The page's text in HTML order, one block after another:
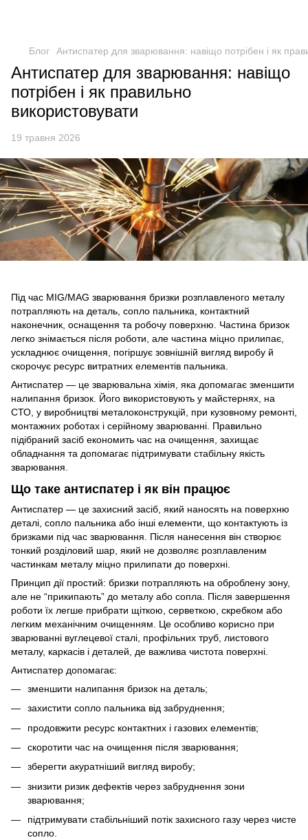
Блог Антиспатер для зварювання: навіщо потрібен і як
Антиспатер для зварювання: навіщо
потрібен і як правильно
використовувати
19 травня 2026
Під час MIG/MAG зварювання бризки розплавленого металу
потрапляють на деталь, сопло пальника, контактний
наконечник, оснащення та робочу поверхню. Частина бризок
легко знімається після роботи, але частина міцно прилипає,
ускладнює очищення, погіршує зовнішній вигляд виробу й
скорочує ресурс витратних елементів пальника.
Антиспатер — це зварювальна хімія, яка допомагає зменшити
налипання бризок. Його використовують у майстернях, на
СТО, у виробництві металоконструкцій, при кузовному ремонті,
монтажних роботах і серійному зварюванні. Правильно
підібраний засіб економить час на очищення, захищає
обладнання та допомагає підтримувати стабільну якість
зварювання.
Що таке антиспатер і як він працює
Антиспатер — це захисний засіб, який наносять на поверхню
деталі, сопло пальника або інші елементи, що контактують із
бризками під час зварювання. Після нанесення він створює
тонкий розділовий шар, який не дозволяє розплавленим
частинкам металу міцно прилипати до поверхні.
Принцип дії простий: бризки потрапляють на оброблену зону,
але не “прикипають” до металу або сопла. Після завершення
роботи їх легше прибрати щіткою, серветкою, скребком або
легким механічним очищенням. Це особливо корисно при
зварюванні вуглецевої сталі, профільних труб, листового
металу, каркасів і деталей, де важлива чистота поверхні.
Антиспатер допомагає:
зменшити налипання бризок на деталь;
захистити сопло пальника від забруднення;
продовжити ресурс контактних і газових елементів;
скоротити час на очищення після зварювання;
зберегти акуратніший вигляд виробу;
знизити ризик дефектів через забруднення зони
зварювання;
підтримувати стабільніший потік захисного газу через чисте
сопло.